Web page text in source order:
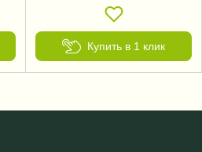
Купить в 1 клик